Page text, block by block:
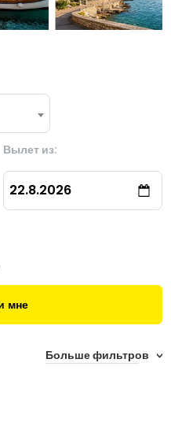
Вылет из:
22.8.2026
мне
Больше фильтров